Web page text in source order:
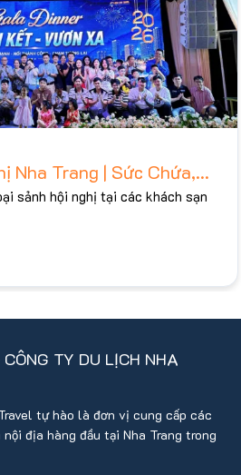
Nha Trang | Sức Chứa,
2026
sảnh hội nghị tại các khách sạn
TY DU LỊCH NHA
tự hào là đơn vị cung cấp các
địa hàng đầu tại Nha Trang trong